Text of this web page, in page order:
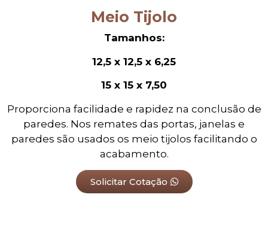
Meio Tijolo
Tamanhos:
12,5 x 12,5 x 6,25
15 x 15 x 7,50
Proporciona facilidade e rapidez na conclusão de
paredes. Nos remates das portas, janelas e
paredes são usados os meio tijolos facilitando o
acabamento.
Solicitar Cotação